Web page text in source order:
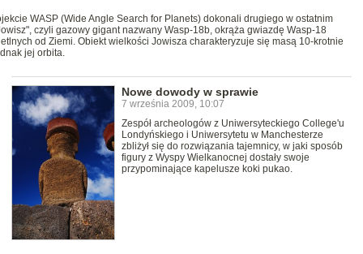
WASP (Wide Angle Search for Planets) dokonali drugiego w ostatnim
czyli gazowy gigant nazwany Wasp-18b, okrąża gwiazdę Wasp-18
od Ziemi. Obiekt wielkości Jowisza charakteryzuje się masą 10-krotnie
jej orbita.
Nowe dowody w sprawie
7 września 2009, 10:07
Zespół archeologów z Uniwersyteckiego College'u
Londyńskiego i Uniwersytetu w Manchesterze
zbliżył się do rozwiązania tajemnicy, w jaki sposób
figury z Wyspy Wielkanocnej dostały swoje
przypominające kapelusze koki pukao.